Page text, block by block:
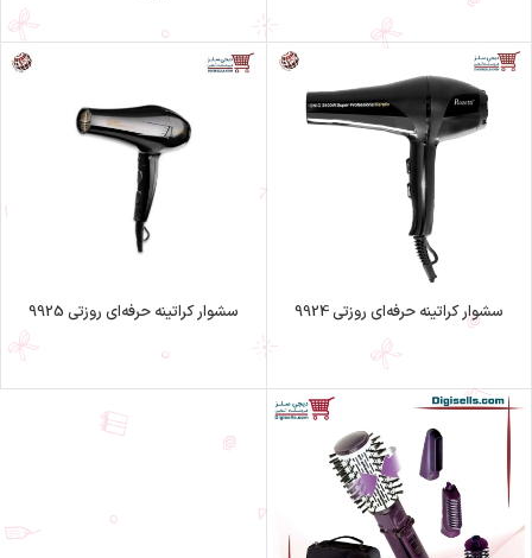
سشوار کراتینه حرفه‌ای روزتی 9924 سشوار کراتینه حرفه‌ای روزتی 9925